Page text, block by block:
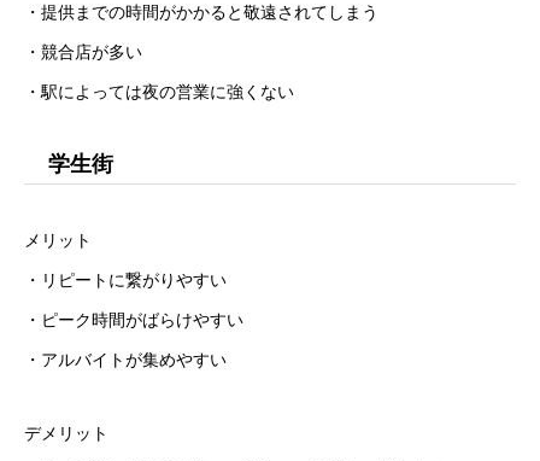
・提供までの時間がかかると敬遠されてしまう
・競合店が多い
・駅によっては夜の営業に強くない
学生街
メリット
・リピートに繋がりやすい
・ピーク時間がばらけやすい
・アルバイトが集めやすい
デメリット